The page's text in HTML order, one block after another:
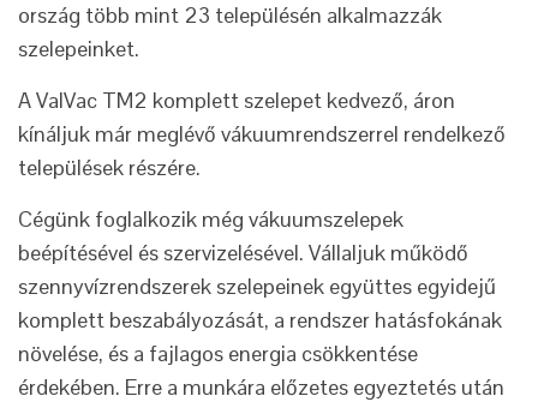
ország több mint 23 településén alkalmazzák
szelepeinket.
A ValVac TM2 komplett szelepet kedvező, áron
kínáljuk már meglévő vákuumrendszerrel rendelkező
települések részére.
Cégünk foglalkozik még vákuumszelepek
beépítésével és szervizelésével. Vállaljuk működő
szennyvízrendszerek szelepeinek együttes egyidejű
komplett beszabályozását, a rendszer hatásfokának
növelése, és a fajlagos energia csökkentése
érdekében. Erre a munkára előzetes egyeztetés után